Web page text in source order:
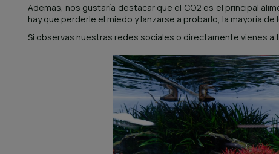
Además, nos gustaría destacar que el CO2 es el principal
hay que perderle el miedo y lanzarse a probarlo, la mayoría
Si observas nuestras redes sociales o directamente vienes